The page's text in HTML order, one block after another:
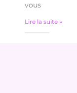
vous
Lire la suite »